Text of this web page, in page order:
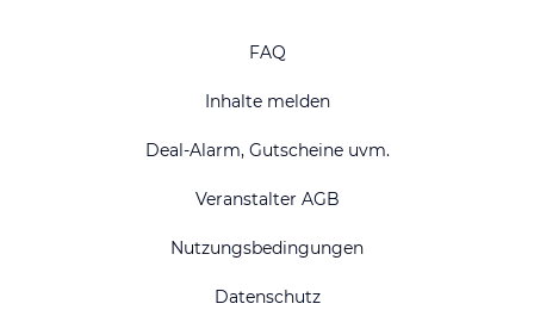
FAQ
Inhalte melden
Deal-Alarm, Gutscheine uvm.
Veranstalter AGB
Nutzungsbedingungen
Datenschutz